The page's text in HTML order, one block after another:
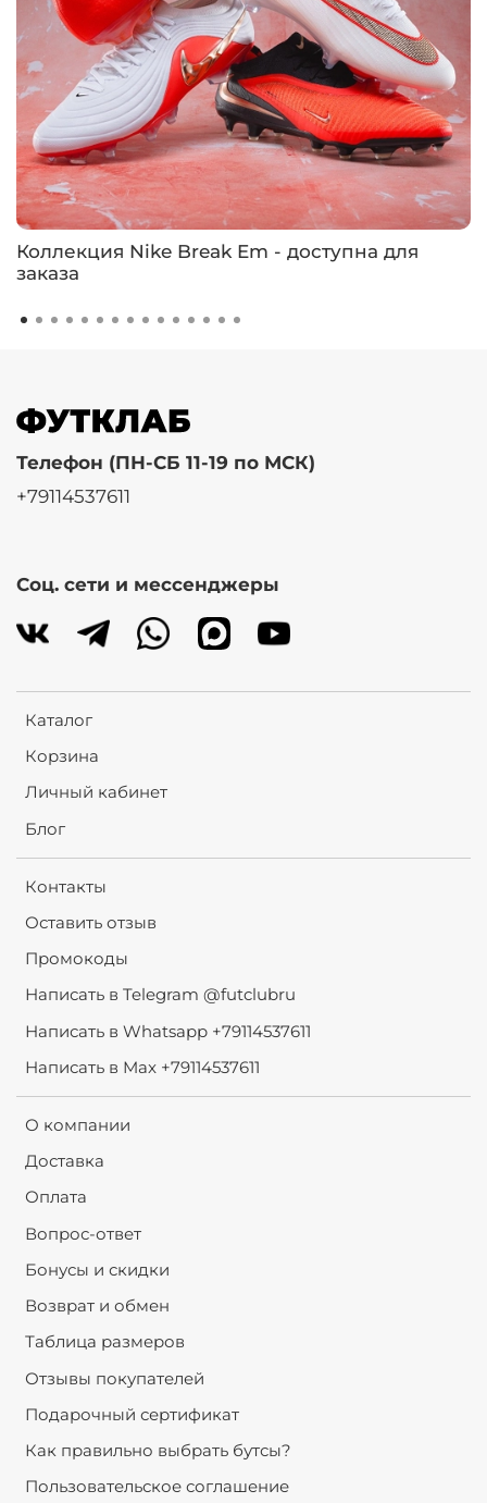
Коллекция Nike Break Em - доступна для
заказа
Каталог
Корзина
Личный кабинет
Блог
Контакты
Оставить отзыв
Промокоды
Написать в Telegram @futclubru
Написать в Whatsapp +79114537611
Написать в Max +79114537611
О компании
Доставка
Оплата
Вопрос-ответ
Бонусы и скидки
Возврат и обмен
Таблица размеров
Отзывы покупателей
Подарочный сертификат
Как правильно выбрать бутсы?
Пользовательское соглашение
Телефон (ПН-СБ 11-19 по МСК)
+79114537611
Соц. сети и мессенджеры